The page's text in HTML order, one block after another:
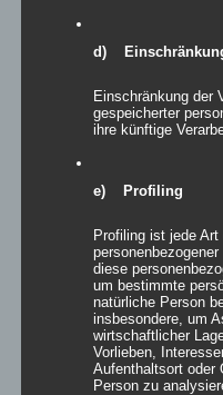
zur Wunschliste
d)
Einschränkung der
gespeicherter
ihre künftige
e) Profiling
Profiling ist jede Art
diese
um bestimmte
natürliche Person
insbesondere, um
wirtschaftlicher
Vorlieben,
Aufenthaltsort oder
Person zu